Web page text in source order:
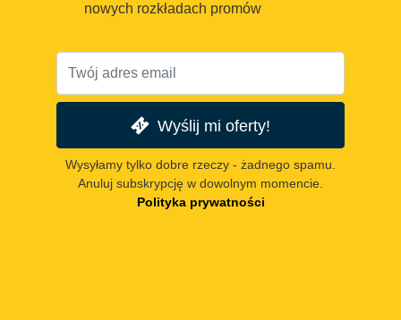
nowych rozkładach promów
Wyślij mi oferty!
Wysyłamy tylko dobre rzeczy - żadnego spamu.
Anuluj subskrypcję w dowolnym momencie.
Polityka prywatności